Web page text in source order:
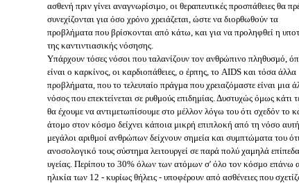
ασθενή πριν γίνει αναγνωρίσιμο, οι θεραπευτικές προσπάθειες θα
συνεχίζονται για όσο χρόνο χρειάζεται, ώστε να διορθωθούν τα
προβλήματα που βρίσκονται από κάτω, και για να προληφθεί η
της καντιντιασικής νόσησης.
Υπάρχουν τόσες νόσοι που ταλανίζουν τον ανθρώπινο πληθυσμό,
είναι ο καρκίνος, οι καρδιοπάθειες, ο έρπης, το AIDS και τόσα άλλα
προβλήματα, που το τελευταίο πράγμα που χρειαζόμαστε είναι μια
νόσος που επεκτείνεται σε ρυθμούς επιδημίας. Δυστυχώς όμως κάτι
θα έχουμε να αντιμετωπίσουμε στο μέλλον λόγω του ότι σχεδόν το
άτομο στον κόσμο δείχνει κάποια μικρή επιπλοκή από τη νόσο
μεγάλοι αριθμοί ανθρώπων δείχνουν σημεία και συμπτώματα του
ανοσολογικό τους σύστημα λειτουργεί σε παρά πολύ χαμηλά επίπεδα
υγείας. Περίπου το 30% όλων των ατόμων σ' όλο τον κόσμο επάνω
ηλικία των 12 - κυρίως θήλεις - υποφέρουν από ασθένειες που